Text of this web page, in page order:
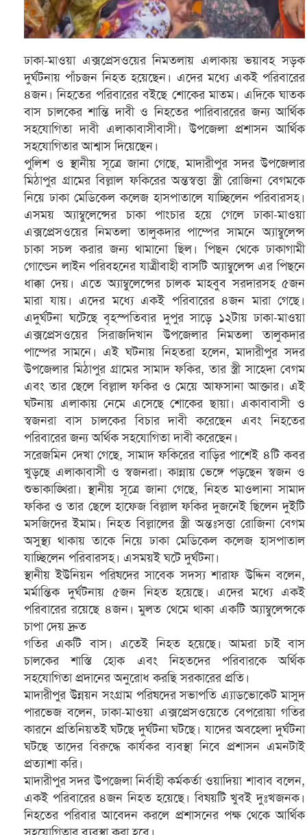
ঢাকা-মাওয়া এক্সপ্রেসওয়ের নিমতলায় এলাকায় ভয়াবহ সড়ক
দুর্ঘটনায় পাঁচজন নিহত হয়েছেন। এদের মধ্যে একই পরিবারের
৪জন। নিহতের পরিবারের বইছে শোকের মাতম। এদিকে ঘাতক
বাস চালকের শান্তি দাবী ও নিহতের পারিবাররের জন্য আর্থিক
সহযোগিতা দাবী এলাকাবাসীবাসী। উপজেলা প্রশাসন আর্থিক
সহযোগিতার আশ্বাস দিয়েছেন।
পুলিশ ও স্থানীয় সূত্রে জানা গেছে, মাদারীপুর সদর উপজেলার
মিঠাপুর গ্রামের বিল্লাল ফকিরের অন্তস্বত্তা স্ত্রী রোজিনা বেগমকে
নিয়ে ঢাকা মেডিকেল কলেজ হাসপাতালে যাচ্ছিলেন পরিবারসহ।
এসময় অ্যাম্বুলেন্সের চাকা পাংচার হয়ে গেলে ঢাকা-মাওয়া
এক্সপ্রেসওয়ের নিমতলা তালুকদার পাম্পের সামনে অ্যাম্বুলেন্স
চাকা সচল করার জন্য থামানো ছিল। পিছন থেকে ঢাকাগামী
গোল্ডেন লাইন পরিবহনের যাত্রীবাহী বাসটি অ্যাম্বুলেন্স এর পিছনে
ধাক্কা দেয়। এতে অ্যাম্বুলেন্সের চালক মাহবুব সরদারসহ ৫জন
মারা যায়। এদের মধ্যে একই পরিবারের ৪জন মারা গেছে।
এদুর্ঘটনা ঘটেছে বৃহস্পতিবার দুপুর সাড়ে ১২টায় ঢাকা-মাওয়া
এক্সপ্রেসওয়ের সিরাজদিখান উপজেলার নিমতলা তালুকদার
পাম্পের সামনে। এই ঘটনায় নিহতরা হলেন, মাদারীপুর সদর
উপজেলার মিঠাপুর গ্রামের সামাদ ফকির, তার স্ত্রী সাহেদা বেগম
এবং তার ছেলে বিল্লাল ফকির ও মেয়ে আফসানা আক্তার। এই
ঘটনায় এলাকায় নেমে এসেছে শোকের ছায়া। একাবাবাসী ও
স্বজনরা বাস চালকের বিচার দাবী করেছেন এবং নিহতের
পরিবারের জন্য অর্থিক সহযোগিতা দাবী করেছেন।
সরেজমিন দেখা গেছে, সামাদ ফকিরের বাড়ির পাশেই ৪টি কবর
খুড়ছে এলাকাবাসী ও স্বজনরা। কান্নায় ভেঙ্গে পড়ছেন স্বজন ও
শুভাকাঙ্খিরা। স্থানীয় সূত্রে জানা গেছে, নিহত মাওলানা সামাদ
ফকির ও তার ছেলে হাফেজ বিল্লাল ফকির দুজনেই ছিলেন দুইটি
মসজিদের ইমাম। নিহত বিল্লালের স্ত্রী অন্তঃসত্তা রোজিনা বেগম
অসুস্থ্য থাকায় তাকে নিয়ে ঢাকা মেডিকেল কলেজ হাসপাতাল
যাচ্ছিলেন পরিবারসহ। এসময়ই ঘটে দুর্ঘটনা।
স্থানীয় ইউনিয়ন পরিষদের সাবেক সদস্য শারাফ উদ্দিন বলেন,
মর্মান্তিক দুর্ঘটনায় ৫জন নিহত হয়েছে। এদের মধ্যে একই
পরিবারের রয়েছে ৪জন। মুলত থেমে থাকা একটি অ্যাম্বুলেন্সকে
চাপা দেয় দ্রুত
গতির একটি বাস। এতেই নিহত হয়েছে। আমরা চাই বাস
চালকের শাস্তি হোক এবং নিহতদের পরিবারকে অর্থিক
সহযোগিতা প্রদানের অনুরোধ করছি সরকারের প্রতি।
মাদারীপুর উন্নয়ন সংগ্রাম পরিষদের সভাপতি এ্যাডভোকেট মাসুদ
পারভেজ বলেন, ঢাকা-মাওয়া এক্সপ্রেসওয়েতে বেপরোয়া গতির
কারনে প্রতিনিয়তই ঘটছে দুর্ঘটনা ঘটছে। যাদের অবহেলা দুর্ঘটনা
ঘটছে তাদের বিরুদ্ধে কার্যকর ব্যবস্থা নিবে প্রশাসন এমনটাই
প্রত্যাশা করি।
মাদারীপুর সদর উপজেলা নির্বাহী কর্মকর্তা ওয়াদিয়া শাবাব বলেন,
একই পরিবারের ৪জন নিহত হয়েছে। বিষয়টি খুবই দুঃখজনক।
নিহতের পরিবার আবেদন করলে প্রশাসনের পক্ষ থেকে আর্থিক